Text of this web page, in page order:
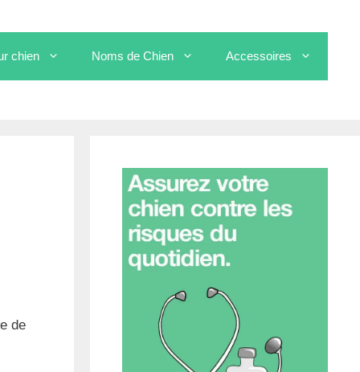
chien Noms de Chien Accessoires
de